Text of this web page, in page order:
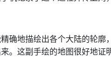
确地描绘出各个大陆的轮
。这副手绘的地图很好地证